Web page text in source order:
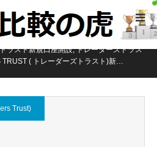
ラスト新規口座開設, トレーダーズトラス
TRUST ( トレーダーズトラスト)新…
Trust)